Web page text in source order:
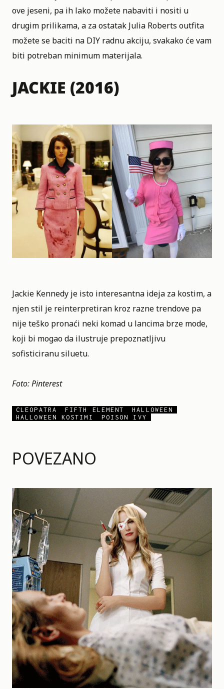
POVEZANO
ove jeseni, pa ih lako možete nabaviti i nositi u
drugim prilikama, a za ostatak Julia Roberts outfita
možete se baciti na DIY radnu akciju, svakako će vam
biti potreban minimum materijala.
JACKIE (2016)
Jackie Kennedy je isto interesantna ideja za kostim, a
njen stil je reinterpretiran kroz razne trendove pa
nije teško pronaći neki komad u lancima brze mode,
koji bi mogao da ilustruje prepoznatljivu
sofisticiranu siluetu.
Foto: Pinterest
CLEOPATRA FIFTH ELEMENT
HALLOWEEN
HALLOWEEN KOSTIMI
POISON IVY